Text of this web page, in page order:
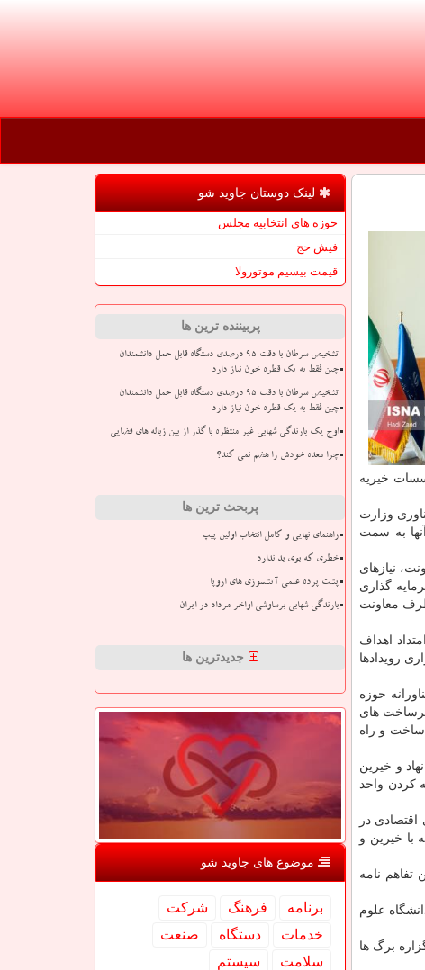
خیریه
وزارت
به سمت
نیازهای
گذاری
معاونت
اهداف
رویدادها
حوزه
های
و راه
و خیرین
کردن واحد
در
با خیرین و
تفاهم نامه
علوم
برگ ها
لینک دوستان جاوید شو
حوزه های انتخابیه مجلس
فیش حج
قیمت بیسیم موتورولا
پربیننده ترین ها
تشخیص سرطان با دقت ۹۵ درصدی دستگاه قابل حمل دانشمندان
چین فقط به یک قطره خون نیاز دارد
تشخیص سرطان با دقت ۹۵ درصدی دستگاه قابل حمل دانشمندان
چین فقط به یک قطره خون نیاز دارد
اوج یک بارندگی شهابی غیر منتظره با گذر از بین زباله های فضایی
چرا معده خودش را هضم نمی کند؟
پربحث ترین ها
راهنمای نهایی و کامل انتخاب اولین پیپ
خطری که بوی بد ندارد
پشت پرده علمی آتشسوزی های اروپا
بارندگی شهابی برساوشی اواخر مرداد در ایران
جدیدترین ها
موضوع های جاوید شو
برنامه فرهنگ
شركت
خدمات
دستگاه
صنعت
سلامت
سیستم